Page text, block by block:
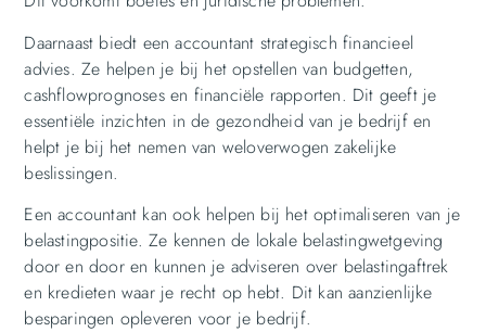
Daarnaast biedt een accountant strategisch financieel
advies. Ze helpen je bij het opstellen van budgetten,
cashflowprognoses en financiële rapporten. Dit geeft je
essentiële inzichten in de gezondheid van je bedrijf en
helpt je bij het nemen van weloverwogen zakelijke
beslissingen.
Een accountant kan ook helpen bij het optimaliseren van je
belastingpositie. Ze kennen de lokale belastingwetgeving
door en door en kunnen je adviseren over belastingaftrek
en kredieten waar je recht op hebt. Dit kan aanzienlijke
besparingen opleveren voor je bedrijf.